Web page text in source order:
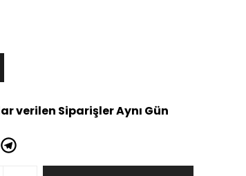
verilen Siparişler Aynı Gün